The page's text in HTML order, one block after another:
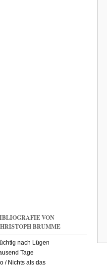
VON
BRUMME
nach Lügen
Tage
/ Nichts als das